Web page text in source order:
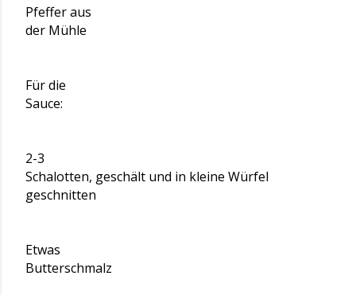
Pfeffer aus
der Mühle
Für die
Sauce:
2-3
Schalotten, geschält und in kleine Würfel
geschnitten
Etwas
Butterschmalz